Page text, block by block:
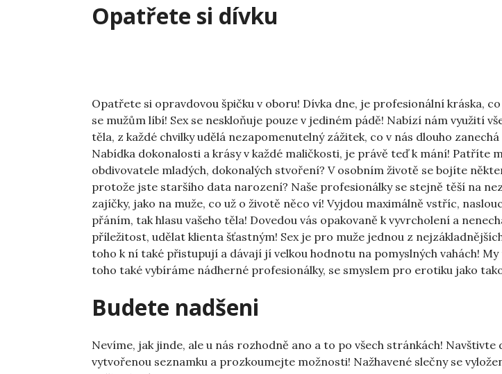
Opatřete si dívku
Opatřete si opravdovou špičku v oboru! Dívka dne, je profesionální kráska,
se mužům líbí! Sex se neskloňuje pouze v jediném pádě! Nabízí nám využití
těla, z každé chvilky udělá nezapomenutelný zážitek, co v nás dlouho
Nabídka dokonalosti a krásy v každé maličkosti, je právě teď k mání! Patříte
obdivovatele mladých, dokonalých stvoření? V osobním životě se bojíte
protože jste staršího data narození? Naše profesionálky se stejně těší na
zajíčky, jako na muže, co už o životě něco ví! Vyjdou maximálně vstříc,
přáním, tak hlasu vašeho těla! Dovedou vás opakovaně k vyvrcholení a
příležitost, udělat klienta šťastným! Sex je pro muže jednou z
toho k ní také přistupují a dávají jí velkou hodnotu na pomyslných vahách!
toho také vybíráme nádherné profesionálky, se smyslem pro erotiku jako
Budete nadšeni
Nevíme, jak jinde, ale u nás rozhodně ano a to po všech stránkách! Navštivte
vytvořenou seznamku a prozkoumejte možnosti! Nažhavené slečny se